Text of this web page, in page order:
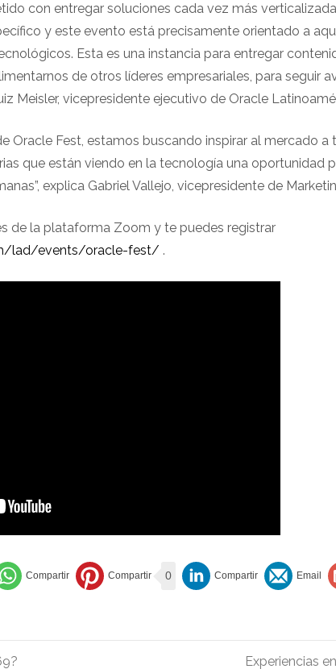
con entregar soluciones cada vez más
y este evento está precisamente orientado a
Esta es una instancia para entregar
de otros líderes empresariales, para seguir
Meisler, vicepresidente ejecutivo de Oracle
Oracle Fest, estamos buscando inspirar al mercado
que están viendo en la tecnología una oportunidad
explica Gabriel Vallejo, vicepresidente de
de la plataforma Zoom y te puedes registrar
lad/events/oracle-fest/ .
0
Experiencias